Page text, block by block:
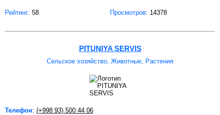
Рейтинг: 58 Просмотров: 14378
PITUNIYA SERVIS
Сельское хозяйство, Животные, Растения
Телефон: (+998 93) 500 44 06